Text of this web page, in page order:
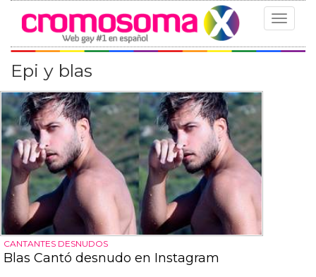
Toggle
Epi y blas
CANTANTES DESNUDOS
Blas Cantó desnudo en Instagram